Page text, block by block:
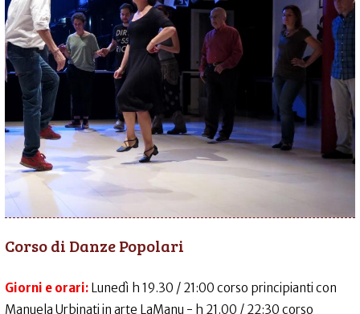
Corso di Danze Popolari
Giorni e orari: Lunedì h 19.30 / 21:00 corso principianti con
Manuela Urbinati in arte LaManu - h 21.00 / 22:30 corso